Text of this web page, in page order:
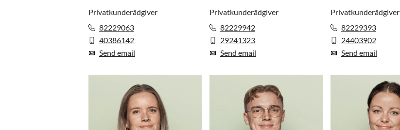
Privatkunderådgiver
82229063
40386142
Send email
Privatkunderådgiver
82229942
29241323
Send email
Privatkunderådgiver
82229393
24403902
Send email